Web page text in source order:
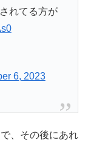
れてる方が
6, 2023
、その後にあれ